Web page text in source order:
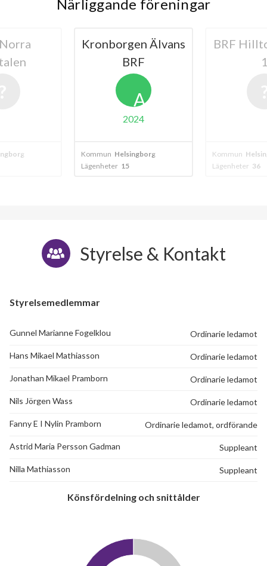
Närliggande föreningar
Kronborgen Älvans
BRF
A
2024
Kommun Helsingborg
Lägenheter 15
BRF
Kommun
Lägenheter 36
Styrelse & Kontakt
Styrelsemedlemmar
Gunnel Marianne Fogelklou Ordinarie ledamot
Hans Mikael Mathiasson Ordinarie ledamot
Jonathan Mikael Pramborn Ordinarie ledamot
Nils Jörgen Wass Ordinarie ledamot
Fanny E I Nylin Pramborn Ordinarie ledamot, ordförande
Astrid Maria Persson Gadman Suppleant
Nilla Mathiasson Suppleant
Könsfördelning och snittålder